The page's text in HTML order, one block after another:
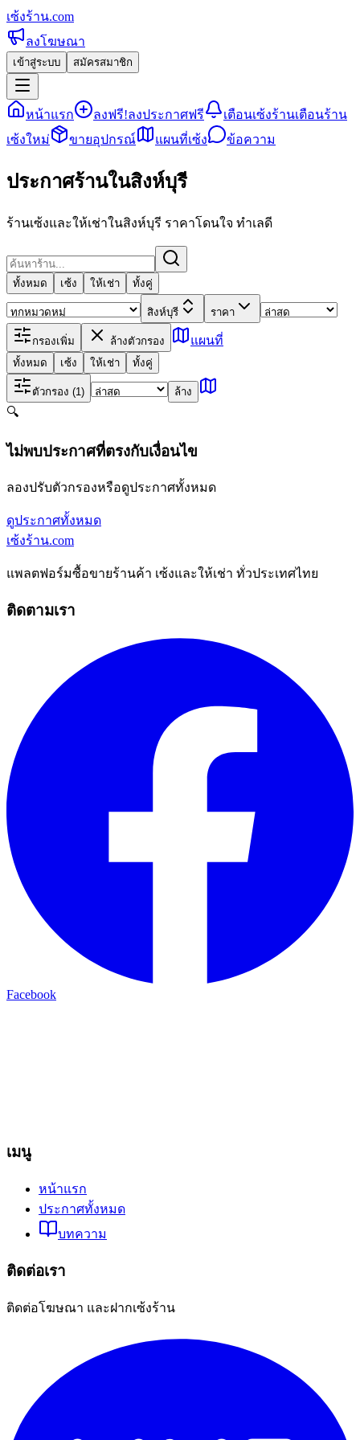
เซ้งร้าน.com
ลงโฆษณา
เข้าสู่ระบบ สมัครสมาชิก
หน้าแรก ลงฟรี!ลงประกาศฟรี เตือนเซ้งร้านเตือนร้าน
เซ้งใหม่
ขายอุปกรณ์ แผนที่เซ้ง ข้อความ
ประกาศร้านในสิงห์บุรี
ร้านเซ้งและให้เช่าในสิงห์บุรี ราคาโดนใจ ทำเลดี
ทั้งหมด เซ้ง ให้เช่า ทั้งคู่
สิงห์บุรี ราคา
กรองเพิ่ม ล้างตัวกรอง แผนที่
ทั้งหมด เซ้ง ให้เช่า ทั้งคู่
ตัวกรอง (1) ล้าง
🔍
ไม่พบประกาศที่ตรงกับเงื่อนไข
ลองปรับตัวกรองหรือดูประกาศทั้งหมด
ดูประกาศทั้งหมด
เซ้งร้าน.com
แพลตฟอร์มซื้อขายร้านค้า เซ้งและให้เช่า ทั่วประเทศไทย
ติดตามเรา
Facebook
เมนู
หน้าแรก
ประกาศทั้งหมด
บทความ
ติดต่อเรา
ติดต่อโฆษณา และฝากเซ้งร้าน